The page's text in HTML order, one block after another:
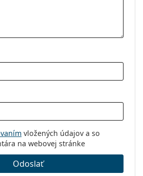
vložených údajov a so
na webovej stránke
Odoslať